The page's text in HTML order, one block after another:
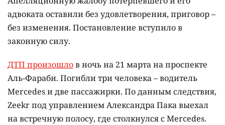
адвоката оставили без удовлетворения, приговор –
без изменения. Постановление вступило в
законную силу.
ДТП произошлов ночь на 21 марта на проспекте
Аль-Фараби. Погибли три человека – водитель
Mercedes и две пассажирки. По данным следствия,
Zeekr под управлением Александра Пака выехал
на встречную полосу, где столкнулся с Mercedes.